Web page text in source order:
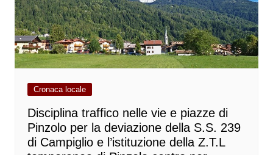
Cronaca locale
Disciplina traffico nelle vie e piazze di
Pinzolo per la deviazione della S.S. 239
di Campiglio e l’istituzione della Z.T.L